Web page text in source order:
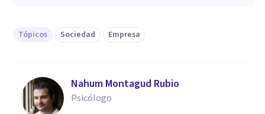
Tópicos Sociedad Empresa
Nahum Montagud Rubio
Psicólogo